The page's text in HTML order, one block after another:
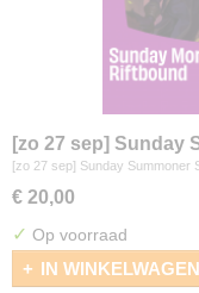
[zo 27 sep] Sunday
Riftbound
[zo 27 sep] Sunday Summoner
€ 20,00
✓ Op voorraad
IN WINKELWAGEN